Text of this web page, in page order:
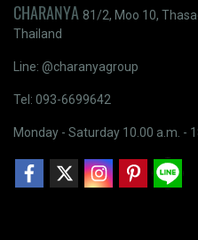
CHARANYA 81/2, Moo 10,
Thailand
Line: @charanyagroup
Tel: 093-6699642
Monday - Saturday 10.00 a.m. -